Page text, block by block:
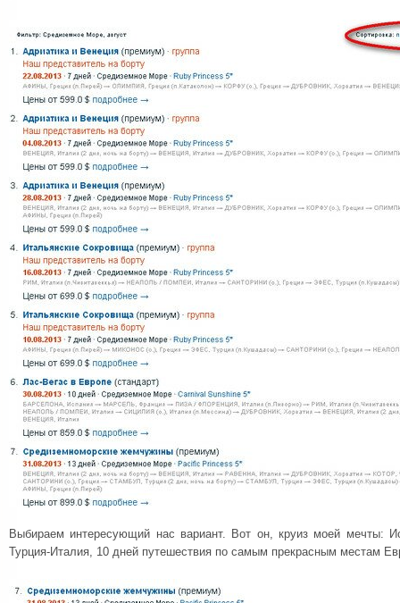
Выбираем интересующий нас вариант. Вот он, круиз моей мечты:
Турция-Италия, 10 дней путешествия по самым прекрасным местам